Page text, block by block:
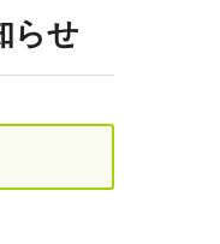
らせ